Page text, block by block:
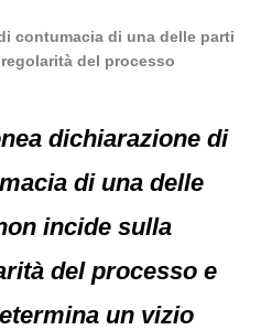
contumacia di una delle parti
del processo
dichiarazione di
di una delle
incide sulla
del processo e
un vizio